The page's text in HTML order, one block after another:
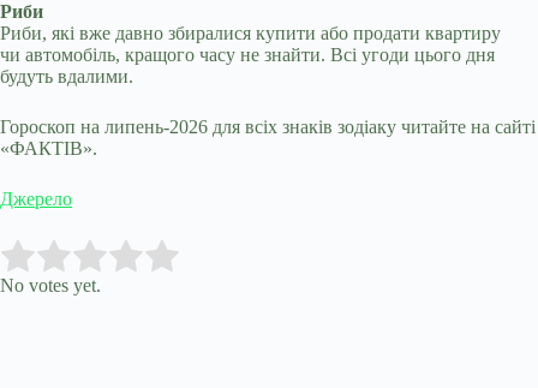
Риби
Риби, які вже давно збиралися купити або продати квартиру
чи автомобіль, кращого часу не знайти. Всі угоди цього дня
будуть вдалими.
Гороскоп на липень-2026 для всіх знаків зодіаку читайте на сайті
«ФАКТІВ».
Джерело
Rate this item:
No votes yet.